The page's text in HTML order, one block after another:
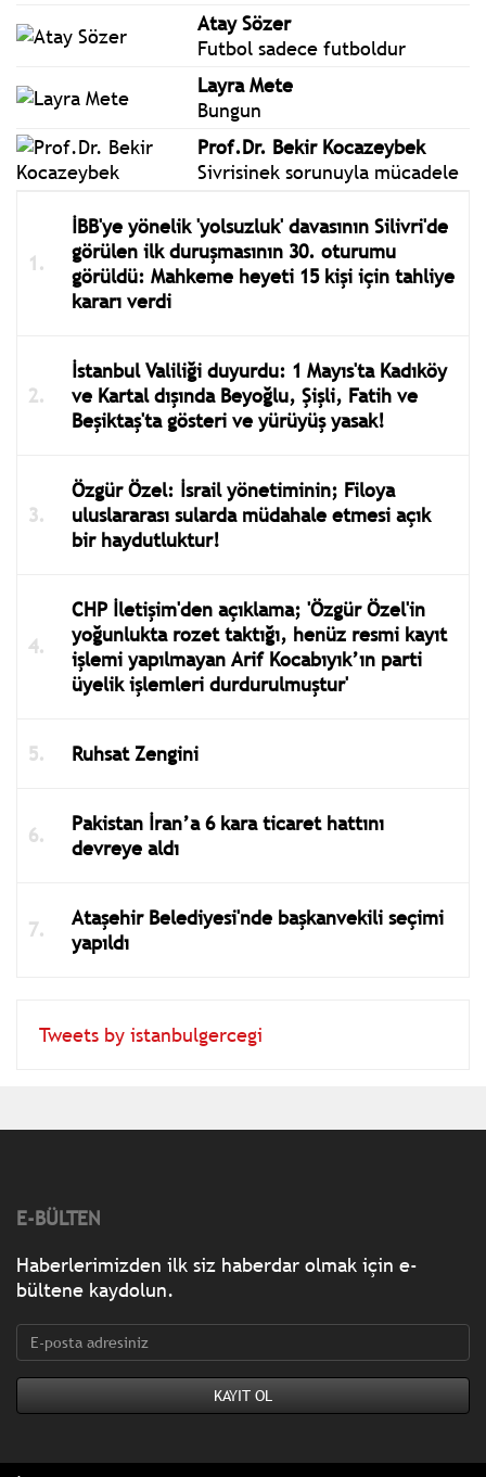
Atay Sözer
Futbol sadece futboldur
Layra Mete
Bungun
Prof.Dr. Bekir Kocazeybek
Sivrisinek sorunuyla mücadele
İBB'ye yönelik 'yolsuzluk' davasının Silivri'de
görülen ilk duruşmasının 30. oturumu
görüldü: Mahkeme heyeti 15 kişi için tahliye
kararı verdi
İstanbul Valiliği duyurdu: 1 Mayıs'ta Kadıköy
ve Kartal dışında Beyoğlu, Şişli, Fatih ve
Beşiktaş'ta gösteri ve yürüyüş yasak!
Özgür Özel: İsrail yönetiminin; Filoya
uluslararası sularda müdahale etmesi açık
bir haydutluktur!
CHP İletişim'den açıklama; 'Özgür Özel'in
yoğunlukta rozet taktığı, henüz resmi kayıt
işlemi yapılmayan Arif Kocabıyık’ın parti
üyelik işlemleri durdurulmuştur'
Ruhsat Zengini
Pakistan İran’a 6 kara ticaret hattını
devreye aldı
Ataşehir Belediyesi'nde başkanvekili seçimi
yapıldı
Tweets by istanbulgercegi
E-BÜLTEN
Haberlerimizden ilk siz haberdar olmak için e-
bültene kaydolun.